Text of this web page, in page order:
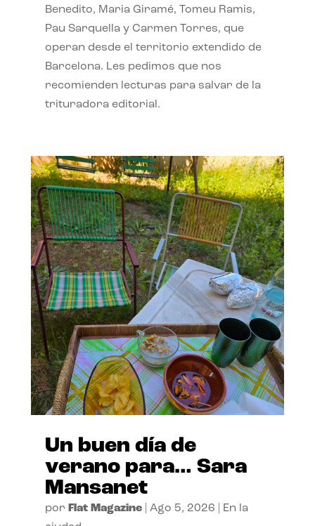
Benedito, Maria Giramé, Tomeu Ramis,
Pau Sarquella y Carmen Torres, que
operan desde el territorio extendido de
Barcelona. Les pedimos que nos
recomienden lecturas para salvar de la
trituradora editorial.
Un buen día de
verano para… Sara
Mansanet
por Flat Magazine| Ago 5, 2026
En la